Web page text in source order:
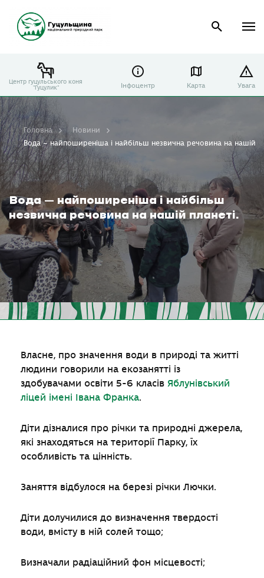
Центр гуцульського коня
"Гуцулик"
Інфоцентр Карта Увага
Вода – найпоширеніша і найбільш
незвична речовина на нашій планеті.
Головна
Новини
Вода – найпоширеніша і найбільш незвична речовина на нашій
Власне, про значення води в природі та житті
людини говорили на екозанятті із
здобувачами освіти 5-6 класів Яблунівський
ліцей імені Івана Франка.
Діти дізналися про річки та природні джерела,
які знаходяться на території Парку, їх
особливість та цінність.
Заняття відбулося на березі річки Лючки.
Діти долучилися до визначення твердості
води, вмісту в ній солей тощо;
Визначали радіаційний фон місцевості;